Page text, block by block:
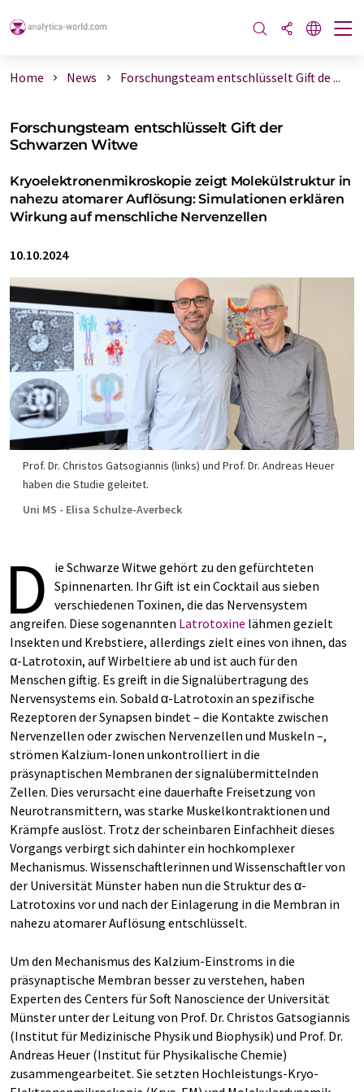
Home News Forschungsteam entschlüsselt Gift de ...
Forschungsteam entschlüsselt Gift der
Schwarzen Witwe
Kryoelektronenmikroskopie zeigt Molekülstruktur in
nahezu atomarer Auflösung: Simulationen erklären
Wirkung auf menschliche Nervenzellen
10.10.2024
Prof. Dr. Christos Gatsogiannis (links) und Prof. Dr. Andreas Heuer
haben die Studie geleitet.
Uni MS - Elisa Schulze-Averbeck
D
ie Schwarze Witwe gehört zu den gefürchteten
Spinnenarten. Ihr Gift ist ein Cocktail aus sieben
verschiedenen Toxinen, die das Nervensystem
angreifen. Diese sogenannten Latrotoxine lähmen gezielt
Insekten und Krebstiere, allerdings zielt eines von ihnen, das
α-Latrotoxin, auf Wirbeltiere ab und ist auch für den
Menschen giftig. Es greift in die Signalübertragung des
Nervensystems ein. Sobald α-Latrotoxin an spezifische
Rezeptoren der Synapsen bindet – die Kontakte zwischen
Nervenzellen oder zwischen Nervenzellen und Muskeln –,
strömen Kalzium-Ionen unkontrolliert in die
präsynaptischen Membranen der signalübermittelnden
Zellen. Dies verursacht eine dauerhafte Freisetzung von
Neurotransmittern, was starke Muskelkontraktionen und
Krämpfe auslöst. Trotz der scheinbaren Einfachheit dieses
Vorgangs verbirgt sich dahinter ein hochkomplexer
Mechanismus. Wissenschaftlerinnen und Wissenschaftler von
der Universität Münster haben nun die Struktur des α-
Latrotoxins vor und nach der Einlagerung in die Membran in
nahezu atomarer Auflösung entschlüsselt.
Um den Mechanismus des Kalzium-Einstroms in die
präsynaptische Membran besser zu verstehen, haben
Experten des Centers für Soft Nanoscience der Universität
Münster unter der Leitung von Prof. Dr. Christos Gatsogiannis
(Institut für Medizinische Physik und Biophysik) und Prof. Dr.
Andreas Heuer (Institut für Physikalische Chemie)
zusammengearbeitet. Sie setzten Hochleistungs-Kryo-